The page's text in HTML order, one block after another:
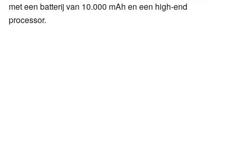
met een batterij van 10.000 mAh en een high-end
processor.